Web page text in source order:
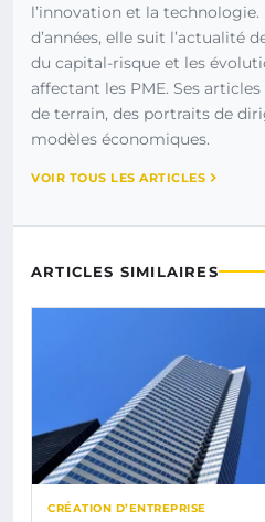
l’innovation et la
d’années, elle suit l’actualité
du capital-risque et les
affectant les PME. Ses
de terrain, des portraits de
modèles économiques.
VOIR TOUS LES ARTICLES
ARTICLES SIMILAIRES
CRÉATION D’ENTREPRISE